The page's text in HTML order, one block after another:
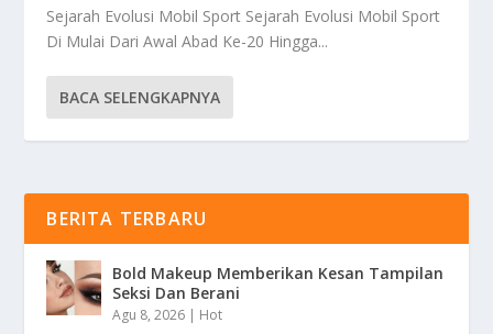
Sejarah Evolusi Mobil Sport Sejarah Evolusi Mobil Sport
Di Mulai Dari Awal Abad Ke-20 Hingga...
BACA SELENGKAPNYA
BERITA TERBARU
Bold Makeup Memberikan Kesan Tampilan
Seksi Dan Berani
Agu 8, 2026 | Hot